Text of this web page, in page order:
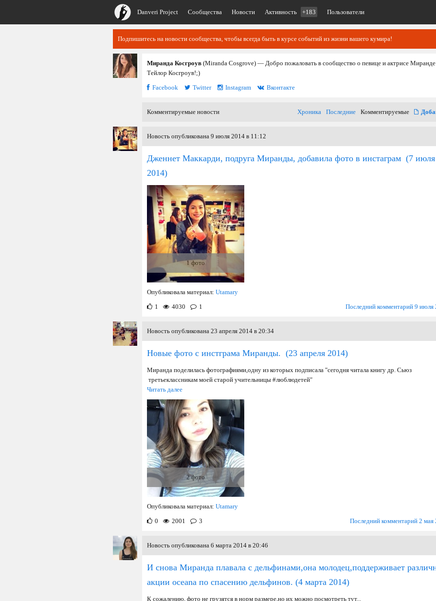
Danveri Project Сообщества Новости Активность +183 Пользователи
Подпишитесь на новости сообщества, чтобы всегда быть в курсе событий из жизни вашего кумира!
Миранда Косгроув (Miranda Cosgrove) — Добро пожаловать в сообщество о певице и актрисе Миранде
Тейлор Косгроув!;)
Facebook
Twitter Instagram Вконтакте
Комментируемые новости Хроника Последние Комментируемые
Новость опубликована 9 июля 2014 в 11:12
Дженнет Маккарди, подруга Миранды, добавила фото в инстаграм (7 июля
2014)
1 фото
Опубликовала материал: Utamary
1
4030 1 Последний комментарий 9 июля
Новость опубликована 23 апреля 2014 в 20:34
Новые фото с инстграма Миранды. (23 апреля 2014)
Миранда поделилась фотографиями,одну из которых подписала "сегодня читала книгу др. Сьюз
третьеклассникам моей старой учительницы #люблюдетей"
Читать далее
2 фото
Опубликовала материал: Utamary
0
2001 3 Последний комментарий 2 мая
Новость опубликована 6 марта 2014 в 20:46
И снова Миранда плавала с дельфинами,она молодец,поддерживает
акции oceana по спасению дельфинов. (4 марта 2014)
К сожалению, фото не грузятся в норм размере,но их можно посмотреть тут...